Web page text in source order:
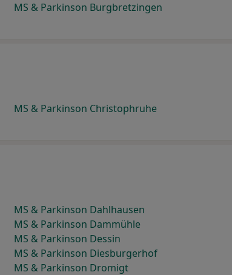
MS & Parkinson Burgbretzingen
MS & Parkinson Christophruhe
MS & Parkinson Dahlhausen
MS & Parkinson Dammühle
MS & Parkinson Dessin
MS & Parkinson Diesburgerhof
MS & Parkinson Dromigt